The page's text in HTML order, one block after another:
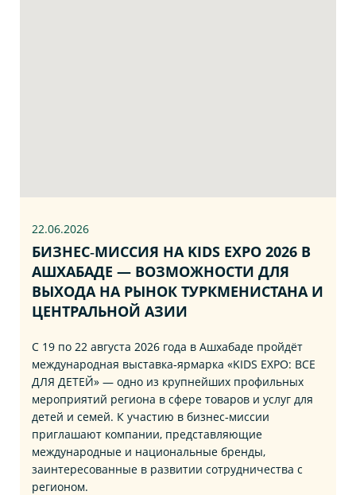
22.06.2026
БИЗНЕС‑МИССИЯ НА KIDS EXPO 2026 В
АШХАБАДЕ — ВОЗМОЖНОСТИ ДЛЯ
ВЫХОДА НА РЫНОК ТУРКМЕНИСТАНА И
ЦЕНТРАЛЬНОЙ АЗИИ
С 19 по 22 августа 2026 года в Ашхабаде пройдёт
международная выставка‑ярмарка «KIDS EXPO: ВСЕ
ДЛЯ ДЕТЕЙ» — одно из крупнейших профильных
мероприятий региона в сфере товаров и услуг для
детей и семей. К участию в бизнес‑миссии
приглашают компании, представляющие
международные и национальные бренды,
заинтересованные в развитии сотрудничества с
регионом.